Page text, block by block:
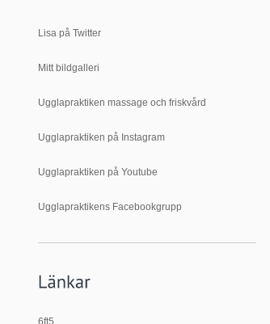
Lisa på Twitter
Mitt bildgalleri
Ugglapraktiken massage och friskvård
Ugglapraktiken på Instagram
Ugglapraktiken på Youtube
Ugglapraktikens Facebookgrupp
6ft5